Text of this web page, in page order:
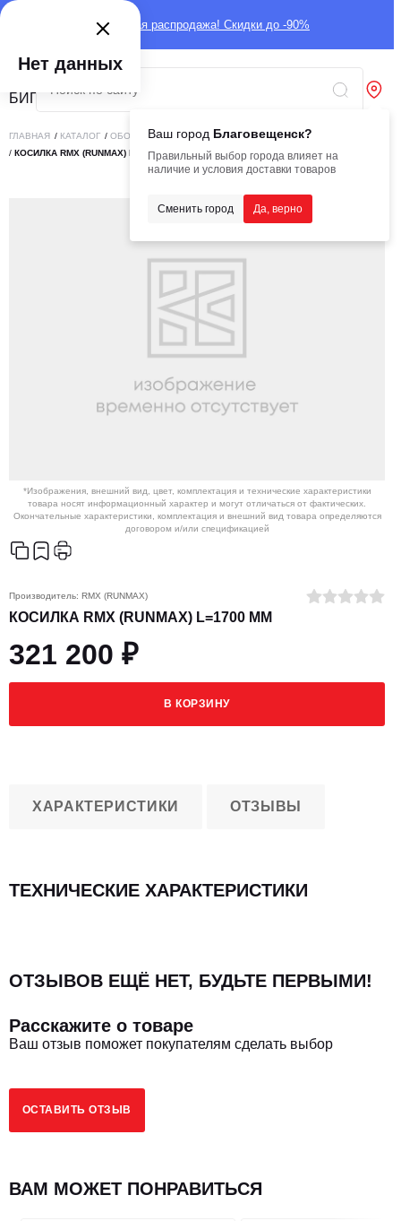
Глобальная распродажа! Скидки до -90%
Ваш город Благовещенск?
Правильный выбор города влияет на
наличие и условия доставки товаров
Сменить город Да, верно
ГЛАВНАЯ / КАТАЛОГ / ОБОРУДОВАНИЕ /НАВЕСНОЕ ОБОРУДОВАНИЕ
/ КОСИЛКА RMX (RUNMAX) L=1700 ММ
*Изображения, внешний вид, цвет, комплектация и технические характеристики
товара носят информационный характер и могут отличаться от фактических.
Окончательные характеристики, комплектация и внешний вид товара определяются
договором и/или спецификацией
Производитель: RMX (RUNMAX)
КОСИЛКА RMX (RUNMAX) L=1700 ММ
321 200 ₽
В КОРЗИНУ
ХАРАКТЕРИСТИКИ ОТЗЫВЫ
ТЕХНИЧЕСКИЕ ХАРАКТЕРИСТИКИ
ОТЗЫВОВ ЕЩЁ НЕТ, БУДЬТЕ ПЕРВЫМИ!
Расскажите о товаре
Ваш отзыв поможет покупателям сделать выбор
ОСТАВИТЬ ОТЗЫВ
ВАМ МОЖЕТ ПОНРАВИТЬСЯ
Нет данных